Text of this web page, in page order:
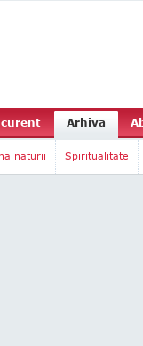
Arhiva
naturii Spiritualitate